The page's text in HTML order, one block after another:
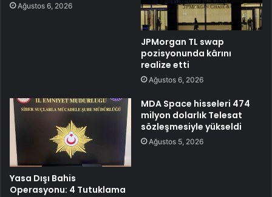
Ağustos 6, 2026
JPMorgan TL swap
pozisyonunda kârını
realize etti
Ağustos 6, 2026
Yasa Dışı Bahis
Operasyonu: 4 Tutuklama
MDA Space hisseleri 474
milyon dolarlık Telesat
sözleşmesiyle yükseldi
Ağustos 5, 2026